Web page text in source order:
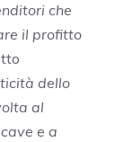
che
il profitto
dello
al
e a